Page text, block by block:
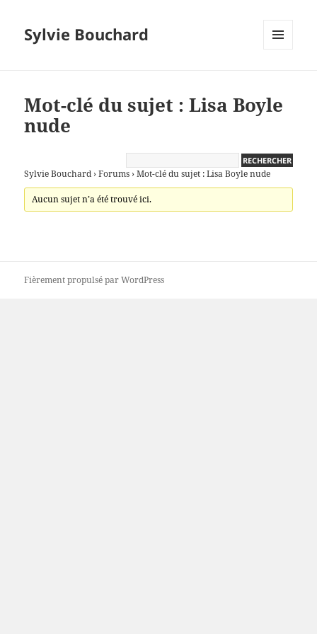
Sylvie Bouchard
Mot-clé du sujet : Lisa Boyle
nude
Sylvie Bouchard › Forums › Mot-clé du sujet : Lisa Boyle nude
Aucun sujet n’a été trouvé ici.
Fièrement propulsé par WordPress